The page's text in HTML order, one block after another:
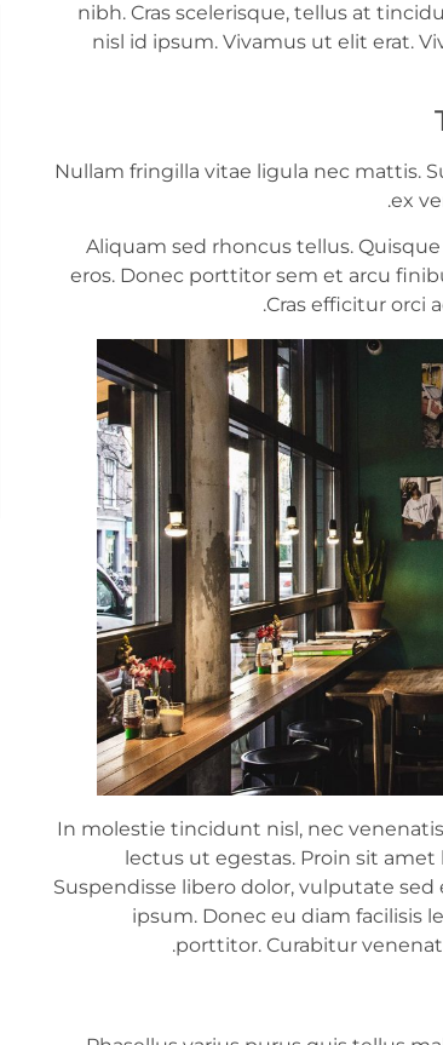
nibh. Cras scelerisque, tellus at
nisl id ipsum. Vivamus ut elit erat.
Nullam fringilla vitae ligula nec mattis.
ex
Aliquam sed rhoncus tellus.
eros. Donec porttitor sem et arcu
Cras efficitur orci
In molestie tincidunt nisl, nec
lectus ut egestas. Proin sit
Suspendisse libero dolor, vulputate
ipsum. Donec eu diam facilisis
porttitor. Curabitur